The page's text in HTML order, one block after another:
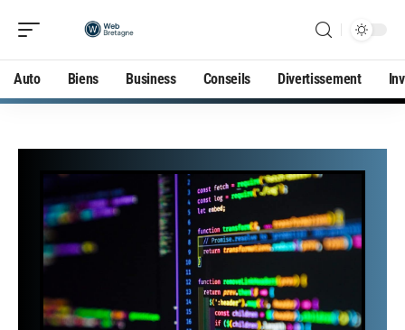
Auto Biens Business Conseils Divertissement